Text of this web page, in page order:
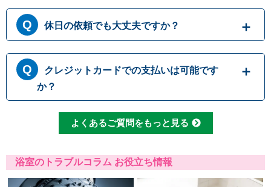
はい、まずは専門スタッフがお伺いし実際に目
で見て現場調査を行います。確認した内容を元
に、無料でお見積もりをご提示させていただき
ます。もしお見積り内容がご希望に沿わない場
合も、キャンセル料等は一切発生いたしませ
ん。お見積り内容にご納得・ご署名いただかな
ければ作業を行うことはございませんので、安
心してまずはご相談ください。
休日の依頼でも大丈夫ですか？
365日営業しております。休日、祝日、年末年
始いつでも対応可能です。それにかかる追加料
金は発生しません。ご安心ください。
クレジットカードでの支払いは可能です
か？
クレジットカードのご利用は、VISA、Maste
r、JCBカードからお選びいただけます。クレ
済、QR決済など、お客さまのご都合に合わせ
た方法をお選びいただけます。
よくあるご質問をもっと見る
浴室のトラブルコラム お役立ち情報